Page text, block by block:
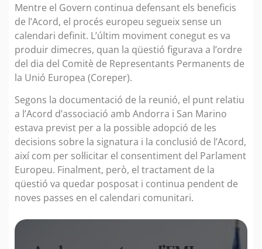
Mentre el Govern continua defensant els beneficis
de l’Acord, el procés europeu segueix sense un
calendari definit. L’últim moviment conegut es va
produir dimecres, quan la qüestió figurava a l’ordre
del dia del Comitè de Representants Permanents de
la Unió Europea (Coreper).
Segons la documentació de la reunió, el punt relatiu
a l’Acord d’associació amb Andorra i San Marino
estava previst per a la possible adopció de les
decisions sobre la signatura i la conclusió de l’Acord,
així com per sol·licitar el consentiment del Parlament
Europeu. Finalment, però, el tractament de la
qüestió va quedar posposat i continua pendent de
noves passes en el calendari comunitari.